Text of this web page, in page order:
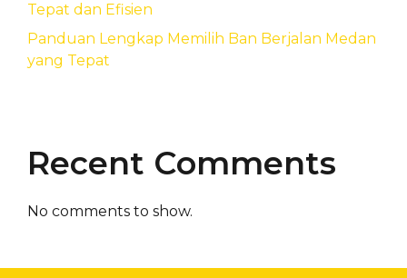
Tepat dan Efisien
Panduan Lengkap Memilih Ban Berjalan Medan
yang Tepat
Recent Comments
No comments to show.